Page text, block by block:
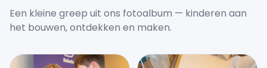
Een kleine greep uit ons fotoalbum — kinderen aan
het bouwen, ontdekken en maken.